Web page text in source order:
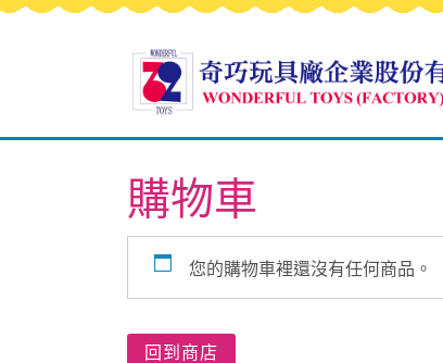
購物車
您的購物車裡還沒有任何商品。
回到商店